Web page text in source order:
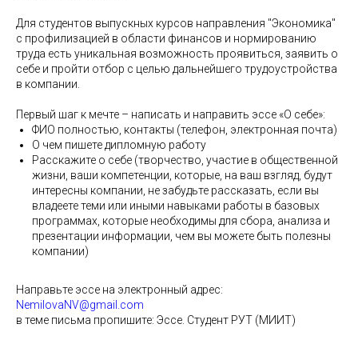
Для студентов выпускных курсов направления "Экономика"
с профилизацией в области финансов и нормированию
труда есть уникальная возможность проявиться, заявить о
себе и пройти отбор с целью дальнейшего трудоустройства
в компании.
Первый шаг к мечте – написать и направить эссе «О себе»:
ФИО полностью, контакты (телефон, электронная почта)
О чем пишете дипломную работу
Расскажите о себе (творчество, участие в общественной
жизни, ваши компетенции, которые, на ваш взгляд, будут
интересны компании, не забудьте рассказать, если вы
владеете теми или иными навыками работы в базовых
программах, которые необходимы для сбора, анализа и
презентации информации, чем вы можете быть полезны
компании)
Направьте эссе на электронный адрес:
NemilovaNV@gmail.com
в теме письма пропишите: Эссе. Студент РУТ (МИИТ)